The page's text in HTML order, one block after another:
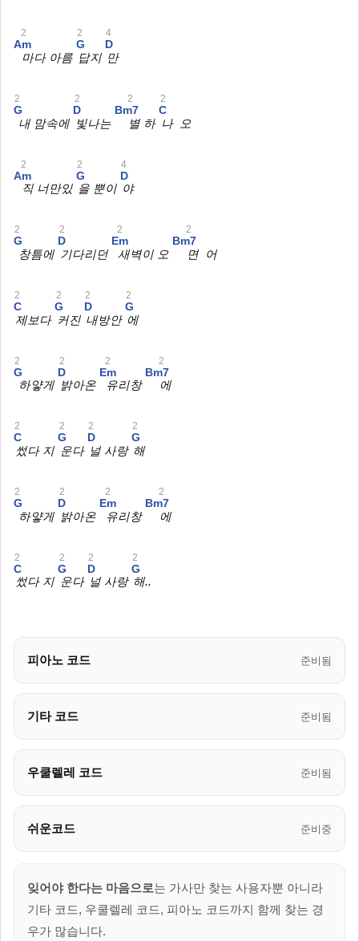
Am
2
마다 아름
G
2
답지
D
4
만
G
2
내 맘속에
D
2
빛나는
Bm7
2
별 하
C
2
나 오
Am
2
직 너만있
G
2
을 뿐이
D
4
야
G
2
창틈에
D
2
기다리던
Em
2
새벽이 오
Bm7
2
면 어
C
2
제보다
G
2
커진
D
2
내방안
G
2
에
G
2
하얗게
D
2
밝아온
Em
2
유리창
Bm7
2
에
C
2
썼다 지
G
2
운다
D
2
널 사랑
G
2
해
G
2
하얗게
D
2
밝아온
Em
2
유리창
Bm7
2
에
C
2
썼다 지
G
2
운다
D
2
널 사랑
G
2
해..
피아노 코드 준비됨
기타 코드 준비됨
우쿨렐레 코드 준비됨
쉬운코드 준비중
잊어야 한다는 마음으로는 가사만 찾는 사용자뿐 아니라
기타 코드, 우쿨렐레 코드, 피아노 코드까지 함께 찾는 경
우가 많습니다.